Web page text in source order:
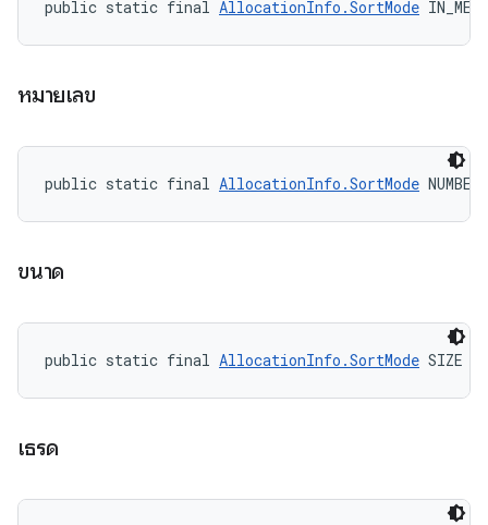
public static final AllocationInfo.SortMode
หมายเลข
public static final AllocationInfo.SortMode NUMBER
ขนาด
public static final AllocationInfo.SortMode SIZE
เธรด